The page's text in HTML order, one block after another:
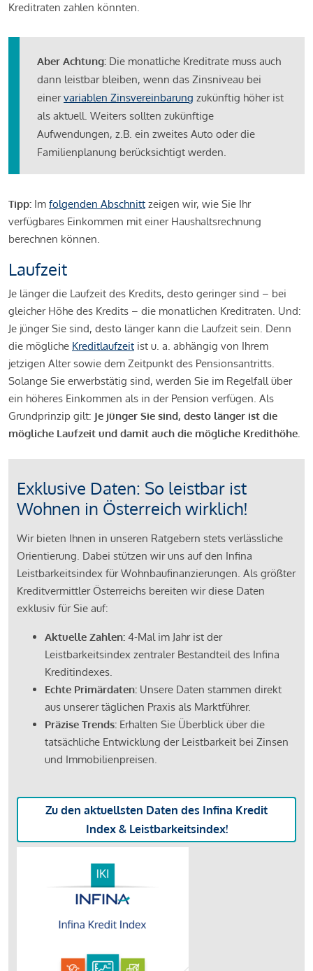
Kreditraten zahlen könnten.
Aber Achtung: Die monatliche Kreditrate muss auch
dann leistbar bleiben, wenn das Zinsniveau bei
einervariablen Zinsvereinbarung zukünftig höher ist
als aktuell. Weiters sollten zukünftige
Aufwendungen, z.B. ein zweites Auto oder die
Familienplanung berücksichtigt werden.
Tipp: Im folgenden Abschnitt zeigen wir, wie Sie Ihr
verfügbares Einkommen mit einer Haushaltsrechnung
berechnen können.
Laufzeit
Je länger die Laufzeit des Kredits, desto geringer sind – bei
gleicher Höhe des Kredits – die monatlichen Kreditraten. Und:
Je jünger Sie sind, desto länger kann die Laufzeit sein. Denn
die mögliche Kreditlaufzeit ist u. a. abhängig von Ihrem
jetzigen Alter sowie dem Zeitpunkt des Pensionsantritts.
Solange Sie erwerbstätig sind, werden Sie im Regelfall über
ein höheres Einkommen als in der Pension verfügen. Als
Grundprinzip gilt: Je jünger Sie sind, desto länger ist die
mögliche Laufzeit und damit auch die mögliche Kredithöhe.
Exklusive Daten: So leistbar ist
Wohnen in Österreich wirklich!
Wir bieten Ihnen in unseren Ratgebern stets verlässliche
Orientierung. Dabei stützen wir uns auf den Infina
Leistbarkeitsindex für Wohnbaufinanzierungen. Als größter
Kreditvermittler Österreichs bereiten wir diese Daten
exklusiv für Sie auf:
Aktuelle Zahlen: 4-Mal im Jahr ist der
Leistbarkeitsindex zentraler Bestandteil des Infina
Kreditindexes.
Echte Primärdaten: Unsere Daten stammen direkt
aus unserer täglichen Praxis als Marktführer.
Präzise Trends: Erhalten Sie Überblick über die
tatsächliche Entwicklung der Leistbarkeit bei Zinsen
und Immobilienpreisen.
Zu den aktuellsten Daten des Infina Kredit
Index & Leistbarkeitsindex!